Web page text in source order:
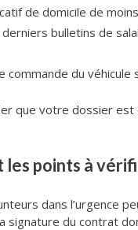
de domicile de
bulletins de
commande du véhicule
que votre dossier
les points à
dans l’urgence
signature du contrat